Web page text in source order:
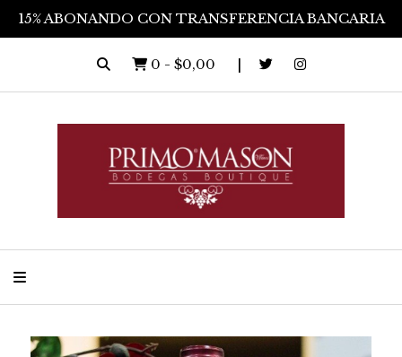
15% ABONANDO CON TRANSFERENCIA BANCARIA
0 - $0,00